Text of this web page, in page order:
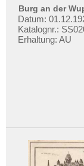
Burg an der
Datum:
Katalognr.:
Erhaltung: AU